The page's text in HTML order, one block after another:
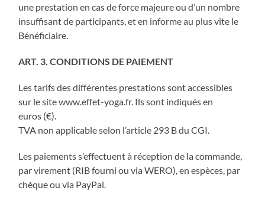
une prestation en cas de force majeure ou d’un nombre
insuffisant de participants, et en informe au plus vite le
Bénéficiaire.
ART. 3. CONDITIONS DE PAIEMENT
Les tarifs des différentes prestations sont accessibles
sur le site www.effet-yoga.fr. Ils sont indiqués en
euros (€).
TVA non applicable selon l’article 293 B du CGI.
Les paiements s’effectuent à réception de la commande,
par virement (RIB fourni ou via WERO), en espèces, par
chèque ou via PayPal.